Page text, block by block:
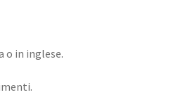
o in inglese.